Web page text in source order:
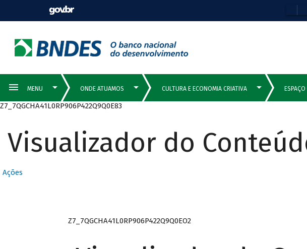
Z7_7QGCHA41L0RP906P422Q9Q0E83
Visualizador do
Ações
Z7_7QGCHA41L0RP906P422Q9Q0EO2